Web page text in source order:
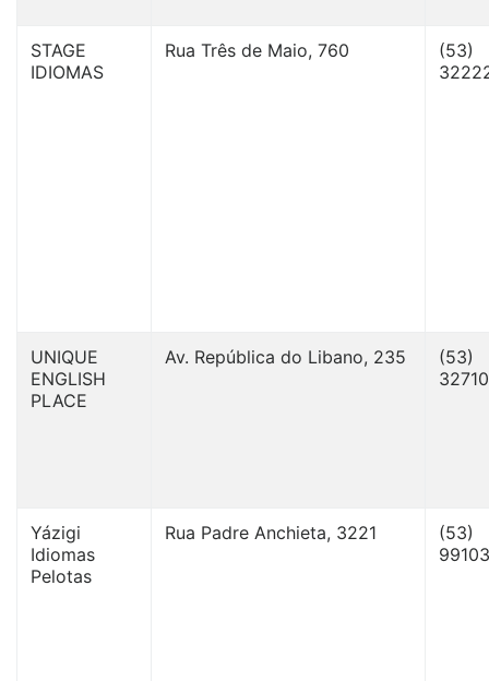
STAGE
IDIOMAS
Rua Três de Maio, 760
(53)
UNIQUE
ENGLISH
PLACE
Av. República do Libano, 235
(53)
Yázigi
Idiomas
Pelotas
Rua Padre Anchieta, 3221
(53)